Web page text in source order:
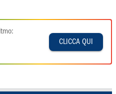
CLICCA QUI